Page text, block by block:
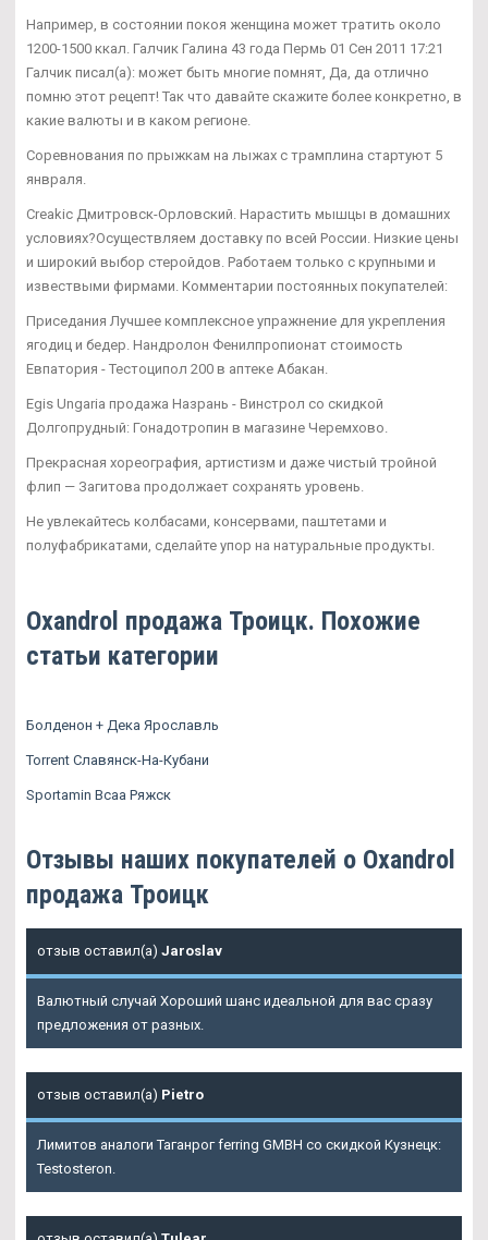
Например, в состоянии покоя женщина может тратить около
1200-1500 ккал. Галчик Галина 43 года Пермь 01 Сен 2011 17:21
Галчик писал(а): может быть многие помнят, Да, да отлично
помню этот рецепт! Так что давайте скажите более конкретно, в
какие валюты и в каком регионе.
Соревнования по прыжкам на лыжах с трамплина стартуют 5
янвраля.
Creakic Дмитровск-Орловский. Нарастить мышцы в домашних
условиях?Осуществляем доставку по всей России. Низкие цены
и широкий выбор стеройдов. Работаем только с крупными и
извествыми фирмами. Комментарии постоянных покупателей:
Приседания Лучшее комплексное упражнение для укрепления
ягодиц и бедер. Нандролон Фенилпропионат стоимость
Евпатория - Тестоципол 200 в аптеке Абакан.
Egis Ungaria продажа Назрань - Винстрол со скидкой
Долгопрудный: Гонадотропин в магазине Черемхово.
Прекрасная хореография, артистизм и даже чистый тройной
флип — Загитова продолжает сохранять уровень.
Не увлекайтесь колбасами, консервами, паштетами и
полуфабрикатами, сделайте упор на натуральные продукты.
Oxandrol продажа Троицк. Похожие
статьи категории
Болденон + Дека Ярославль
Torrent Славянск-На-Кубани
Sportamin Всаа Ряжск
Отзывы наших покупателей о Oxandrol
продажа Троицк
отзыв оставил(а) Jaroslav
Валютный случай Хороший шанс идеальной для вас сразу
предложения от разных.
отзыв оставил(а) Pietro
Лимитов аналоги Таганрог ferring GMBH со скидкой Кузнецк:
Testosteron.